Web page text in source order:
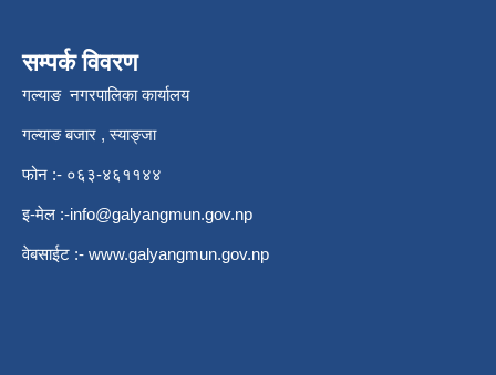
सम्पर्क विवरण
गल्याङ नगरपालिका कार्यालय
गल्याङ बजार , स्याङ्जा
फोन :- ०६३-४६११४४
इ-मेल :-info@galyangmun.gov.np
वेबसाईट :- www.galyangmun.gov.np